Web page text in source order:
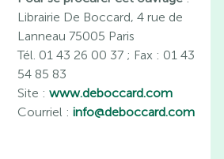
Librairie De Boccard, 4 rue de
Lanneau 75005 Paris
Tél. 01 43 26 00 37 ; Fax : 01 43
54 85 83
Site :www.deboccard.com
Courriel :info@deboccard.com